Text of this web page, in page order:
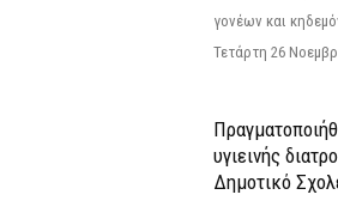
γονέων και
Τετάρτη 26
υγιεινής
Δημοτικό